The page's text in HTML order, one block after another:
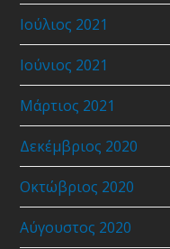
Ιούλιος 2021
Ιούνιος 2021
Μάρτιος 2021
Δεκέμβριος 2020
Οκτώβριος 2020
Αύγουστος 2020